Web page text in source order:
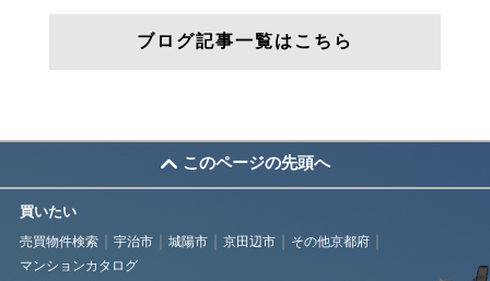
ブログ記事一覧はこちら
このページの先頭へ
買いたい
売買物件検索 宇治市 城陽市 京田辺市
その他京都府
マンションカタログ